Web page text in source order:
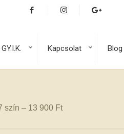
GY.I.K. Kapcsolat Blog
szín – 13 900 Ft